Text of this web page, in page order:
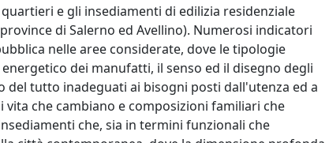
e gli insediamenti di edilizia residenziale
di Salerno ed Avellino). Numerosi indicatori
nelle aree considerate, dove le tipologie
dei manufatti, il senso ed il disegno degli
del tutto inadeguati ai bisogni posti dall'utenza ed a
che cambiano e composizioni familiari che
che, sia in termini funzionali che